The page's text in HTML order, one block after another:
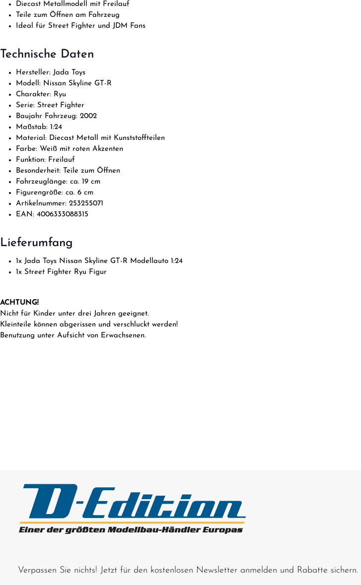
Diecast Metallmodell mit Freilauf
Teile zum Öffnen am Fahrzeug
Ideal für Street Fighter und JDM Fans
Technische Daten
Hersteller: Jada Toys
Modell: Nissan Skyline GT-R
Charakter: Ryu
Serie: Street Fighter
Baujahr Fahrzeug: 2002
Maßstab: 1:24
Material: Diecast Metall mit Kunststoffteilen
Farbe: Weiß mit roten Akzenten
Funktion: Freilauf
Besonderheit: Teile zum Öffnen
Fahrzeuglänge: ca. 19 cm
Figurengröße: ca. 6 cm
Artikelnummer: 253255071
EAN: 4006333088315
Lieferumfang
1x Jada Toys Nissan Skyline GT-R Modellauto 1:24
1x Street Fighter Ryu Figur
ACHTUNG!
Nicht für Kinder unter drei Jahren geeignet.
Kleinteile können abgerissen und verschluckt werden!
Benutzung unter Aufsicht von Erwachsenen.
Verpassen Sie nichts! Jetzt für den kostenlosen Newsletter anmelden und Rabatte sichern.